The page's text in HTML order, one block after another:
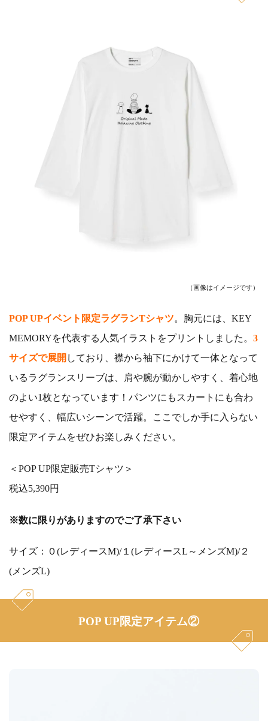
（画像はイメージです）
POP UPイベント限定ラグランTシャツ。胸元には、KEY
MEMORYを代表する人気イラストをプリントしました。 3
サイズで展開 しており、襟から袖下にかけて一体となって
いるラグランスリーブは、肩や腕が動かしやすく、着心地
のよい1枚となっています！パンツにもスカートにも合わ
せやすく、幅広いシーンで活躍。ここでしか手に入らない
限定アイテムをぜひお楽しみください。
＜POP UP限定販売Tシャツ＞
税込5,390円
※数に限りがありますのでご了承下さい
サイズ：０(レディースM)/１(レディースL～メンズM)/２
(メンズL)
POP UP限定アイテム②